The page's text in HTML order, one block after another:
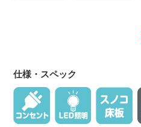
仕様・スペック